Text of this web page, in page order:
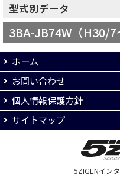
型式別データ
3BA-JB74W（H30/7
ホーム
お問い合わせ
個人情報保護方針
サイトマップ
5ZIGENイン